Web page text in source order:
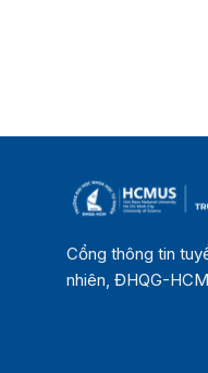
Cổng thông tin
nhiên, ĐHQG-HCM